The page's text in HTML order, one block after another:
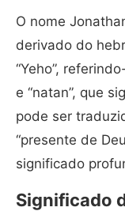
O nome
derivado do
“Yeho”,
e “natan”, que
pode ser
“presente de
significado
Significado